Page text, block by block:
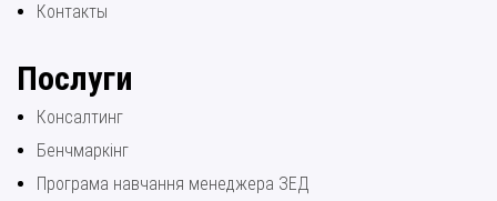
Контакты
Послуги
Консалтинг
Бенчмаркінг
Програма навчання менеджера ЗЕД